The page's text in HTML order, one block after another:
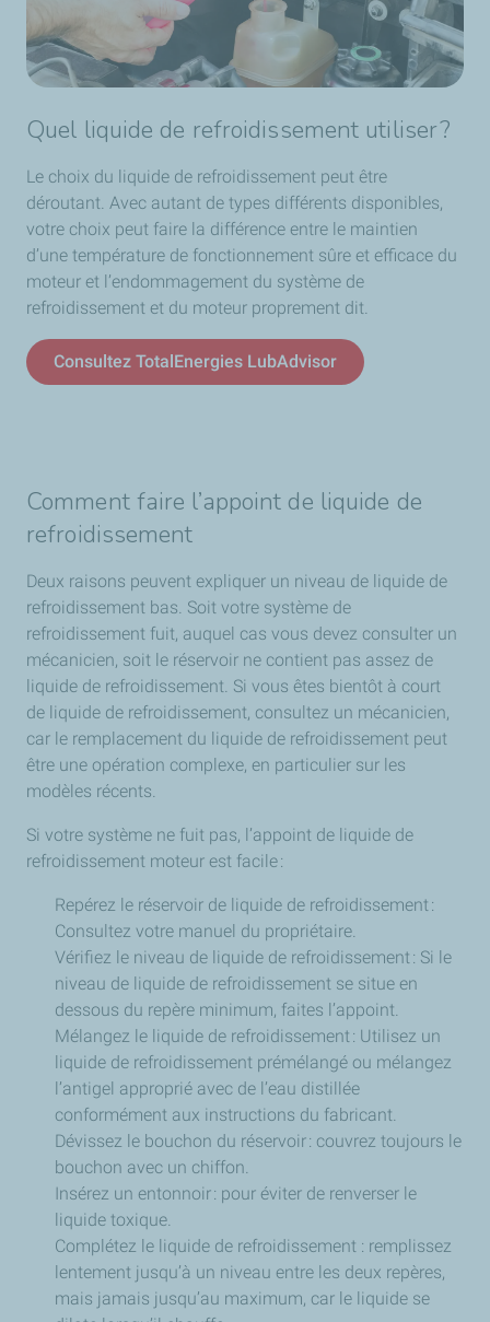
Quel liquide de refroidissement utiliser ?
Le choix du liquide de refroidissement peut être
déroutant. Avec autant de types différents disponibles,
votre choix peut faire la différence entre le maintien
d’une température de fonctionnement sûre et efficace du
moteur et l’endommagement du système de
refroidissement et du moteur proprement dit.
Consultez TotalEnergies LubAdvisor
Comment faire l’appoint de liquide de
refroidissement
Deux raisons peuvent expliquer un niveau de liquide de
refroidissement bas. Soit votre système de
refroidissement fuit, auquel cas vous devez consulter un
mécanicien, soit le réservoir ne contient pas assez de
liquide de refroidissement. Si vous êtes bientôt à court
de liquide de refroidissement, consultez un mécanicien,
car le remplacement du liquide de refroidissement peut
être une opération complexe, en particulier sur les
modèles récents.
Si votre système ne fuit pas, l’appoint de liquide de
refroidissement moteur est facile :
Repérez le réservoir de liquide de refroidissement :
Consultez votre manuel du propriétaire.
Vérifiez le niveau de liquide de refroidissement : Si le
niveau de liquide de refroidissement se situe en
dessous du repère minimum, faites l’appoint.
Mélangez le liquide de refroidissement : Utilisez un
liquide de refroidissement prémélangé ou mélangez
l’antigel approprié avec de l’eau distillée
conformément aux instructions du fabricant.
Dévissez le bouchon du réservoir : couvrez toujours le
bouchon avec un chiffon.
Insérez un entonnoir : pour éviter de renverser le
liquide toxique.
Complétez le liquide de refroidissement : remplissez
lentement jusqu’à un niveau entre les deux repères,
mais jamais jusqu’au maximum, car le liquide se